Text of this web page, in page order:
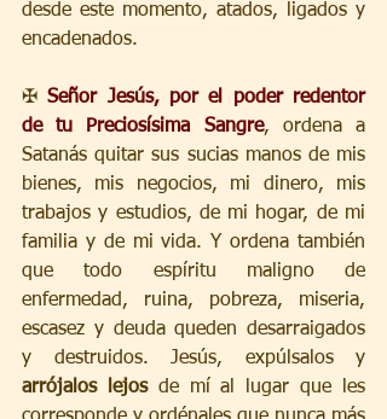
desde este momento, atados, ligados y
encadenados.
✠ Señor Jesús, por el poder redentor
de tu Preciosísima Sangre, ordena a
Satanás quitar sus sucias manos de mis
bienes, mis negocios, mi dinero, mis
trabajos y estudios, de mi hogar, de mi
familia y de mi vida. Y ordena también
que todo espíritu maligno de
enfermedad, ruina, pobreza, miseria,
escasez y deuda queden desarraigados
arrójalos lejos de mí al lugar que les